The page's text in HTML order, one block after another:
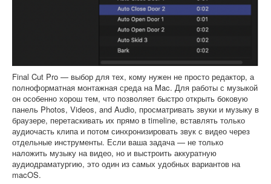
Final Cut Pro — выбор для тех, кому нужен не просто редактор, а
полноформатная монтажная среда на Mac. Для работы с музыкой
он особенно хорош тем, что позволяет быстро открыть боковую
панель Photos, Videos, and Audio, просматривать звуки и музыку в
браузере, перетаскивать их прямо в timeline, вставлять только
аудиочасть клипа и потом синхронизировать звук с видео через
отдельные инструменты. Если ваша задача — не только
наложить музыку на видео, но и выстроить аккуратную
аудиодраматургию, это один из самых удобных вариантов на
macOS.